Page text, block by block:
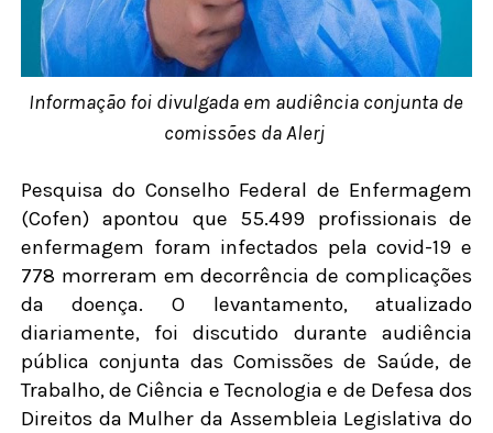
Informação foi divulgada em audiência conjunta de
comissões da Alerj
Pesquisa do Conselho Federal de Enfermagem
(Cofen) apontou que 55.499 profissionais de
enfermagem foram infectados pela covid-19 e
778 morreram em decorrência de complicações
da doença. O levantamento, atualizado
diariamente, foi discutido durante audiência
pública conjunta das Comissões de Saúde, de
Trabalho, de Ciência e Tecnologia e de Defesa dos
Direitos da Mulher da Assembleia Legislativa do